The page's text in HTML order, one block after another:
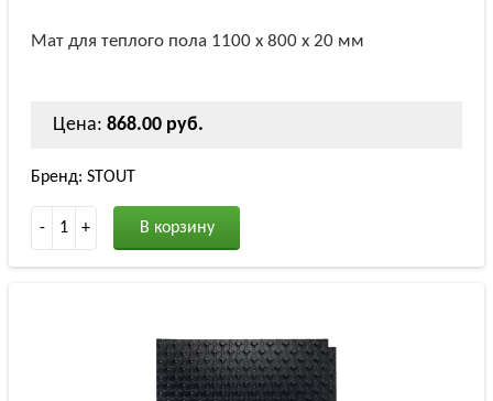
Мат для теплого пола 1100 х 800 х 20 мм
Цена: 868.00 руб.
Бренд: STOUT
- 1 + В корзину